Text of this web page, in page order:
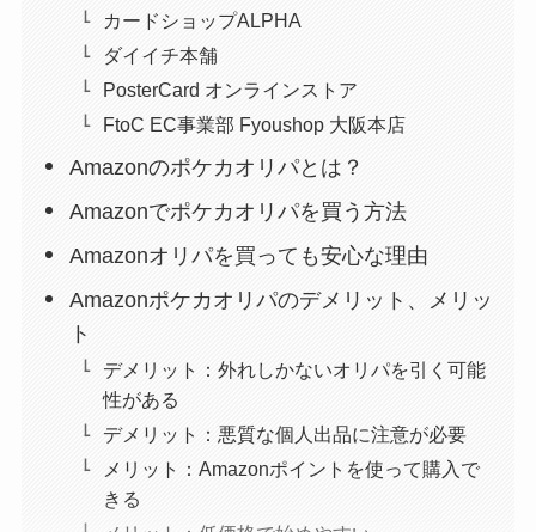
カードショップALPHA
ダイイチ本舗
PosterCard オンラインストア
FtoC EC事業部 Fyoushop 大阪本店
Amazonのポケカオリパとは？
Amazonでポケカオリパを買う方法
Amazonオリパを買っても安心な理由
Amazonポケカオリパのデメリット、メリッ
ト
デメリット：外れしかないオリパを引く可能
性がある
デメリット：悪質な個人出品に注意が必要
メリット：Amazonポイントを使って購入で
きる